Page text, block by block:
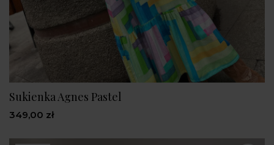
Sukienka Agnes Pastel
349,00 zł